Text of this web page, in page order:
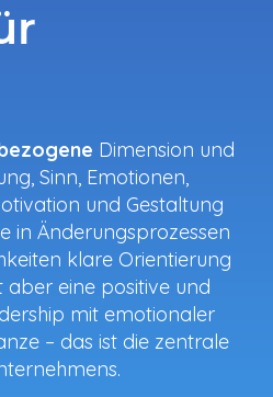
Dimension und
Sinn, Emotionen,
und Gestaltung
in Änderungsprozessen
klare Orientierung
aber eine positive und
mit emotionaler
– das ist die zentrale